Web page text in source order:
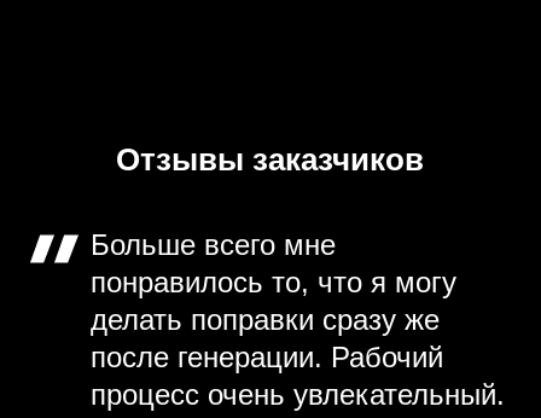
Отзывы заказчиков
Больше всего мне
понравилось то, что я могу
делать поправки сразу же
после генерации. Рабочий
процесс очень увлекательный.